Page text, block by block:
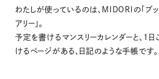
わたしが使っているのは、MIDORIの「ブ
アリー」。
予定を書けるマンスリーカレンダーと、1日
けるページがある、日記のような手帳です。